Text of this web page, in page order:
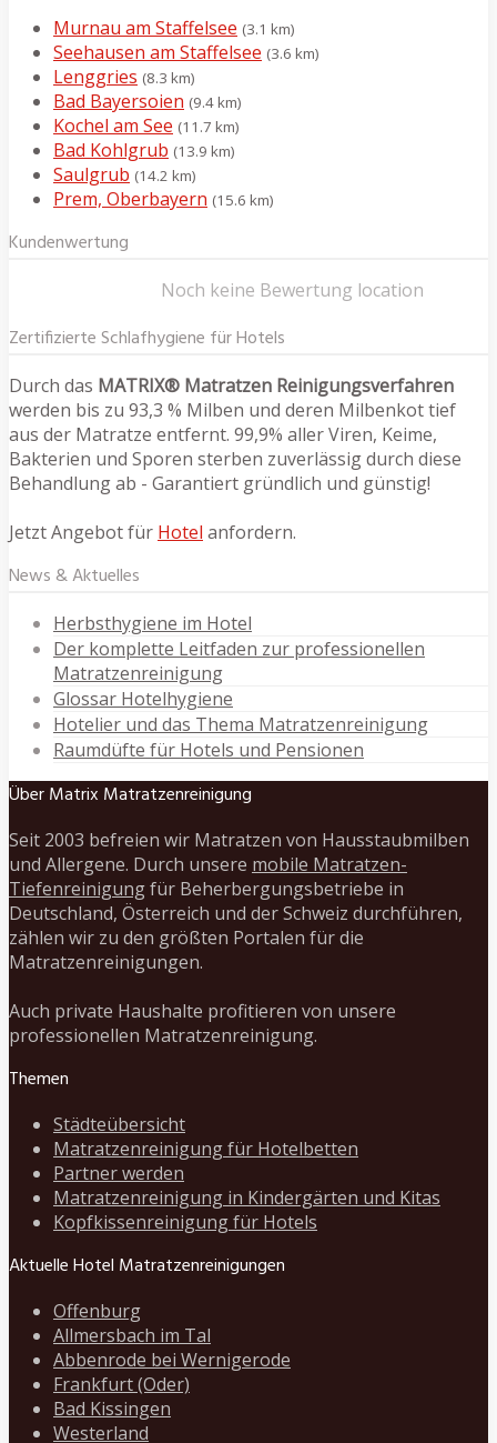
Murnau am Staffelsee (3.1 km)
Seehausen am Staffelsee (3.6 km)
Lenggries (8.3 km)
Bad Bayersoien (9.4 km)
Kochel am See (11.7 km)
Bad Kohlgrub (13.9 km)
Saulgrub (14.2 km)
Prem, Oberbayern (15.6 km)
Kundenwertung
Noch keine Bewertung location
Zertifizierte Schlafhygiene für Hotels
Durch das MATRIX® Matratzen Reinigungsverfahren
werden bis zu 93,3 % Milben und deren Milbenkot tief
aus der Matratze entfernt. 99,9% aller Viren, Keime,
Bakterien und Sporen sterben zuverlässig durch diese
Behandlung ab - Garantiert gründlich und günstig!
Jetzt Angebot für Hotel anfordern.
News & Aktuelles
Herbsthygiene im Hotel
Der komplette Leitfaden zur professionellen
Matratzenreinigung
Glossar Hotelhygiene
Hotelier und das Thema Matratzenreinigung
Raumdüfte für Hotels und Pensionen
Über Matrix Matratzenreinigung
Seit 2003 befreien wir Matratzen von Hausstaubmilben
und Allergene. Durch unsere mobile Matratzen-
Tiefenreinigungfür Beherbergungsbetriebe in
Deutschland, Österreich und der Schweiz durchführen,
zählen wir zu den größten Portalen für die
Matratzenreinigungen.
Auch private Haushalte profitieren von unsere
professionellen Matratzenreinigung.
Themen
Städteübersicht
Matratzenreinigung für Hotelbetten
Partner werden
Matratzenreinigung in Kindergärten und Kitas
Kopfkissenreinigung für Hotels
Aktuelle Hotel Matratzenreinigungen
Offenburg
Allmersbach im Tal
Abbenrode bei Wernigerode
Frankfurt (Oder)
Bad Kissingen
Westerland